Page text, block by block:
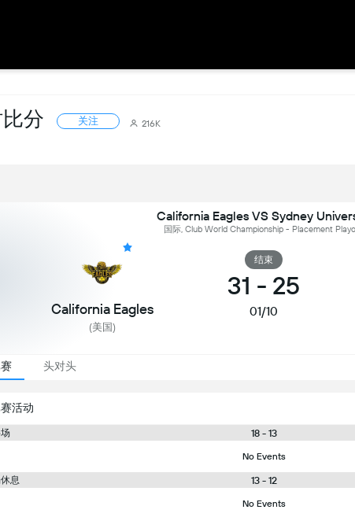
分 关注 216K
California Eagles VS Sydney
国际, Club World Championship - Placement
California Eagles
(美国)
结束
31 - 25
01/10
头对头
活动
18 - 13
No Events
息 13 - 12
No Events